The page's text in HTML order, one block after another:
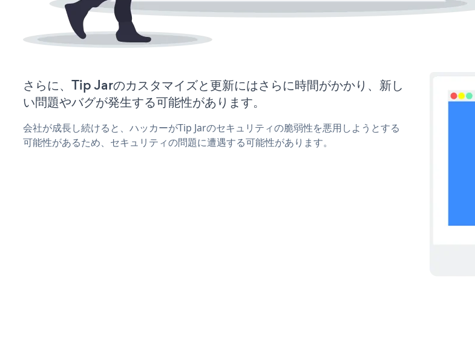
さらに、Tip Jarのカスタマイズと更新にはさらに時間がかかり、新し
い問題やバグが発生する可能性があります。
会社が成長し続けると、ハッカーがTip Jarのセキュリティの脆弱性を悪用しようとする
可能性があるため、セキュリティの問題に遭遇する可能性があります。